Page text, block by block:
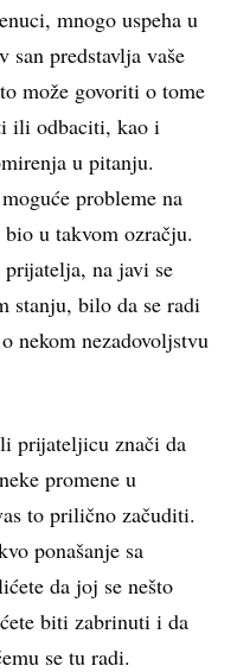
mnogo uspeha u
predstavlja vaše
može govoriti o tome
ili odbaciti, kao i
u pitanju.
probleme na
u takvom ozračju.
na javi se
stanju, bilo da se radi
nekom nezadovoljstvu
prijateljicu znači da
promene u
to prilično začuditi.
ponašanje sa
da joj se nešto
biti zabrinuti i da
se tu radi.